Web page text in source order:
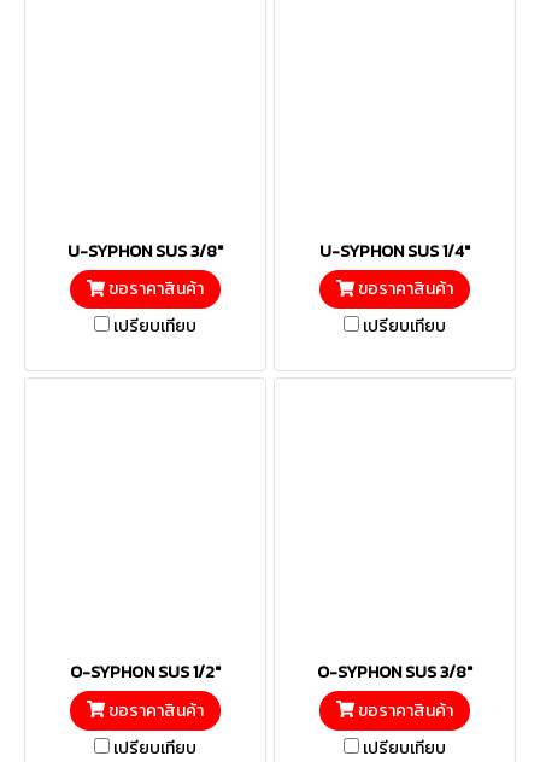
U-SYPHON SUS 3/8"
ขอราคาสินค้า
เปรียบเทียบ
U-SYPHON SUS 1/4"
ขอราคาสินค้า
เปรียบเทียบ
O-SYPHON SUS 1/2"
ขอราคาสินค้า
เปรียบเทียบ
O-SYPHON SUS 3/8"
ขอราคาสินค้า
เปรียบเทียบ